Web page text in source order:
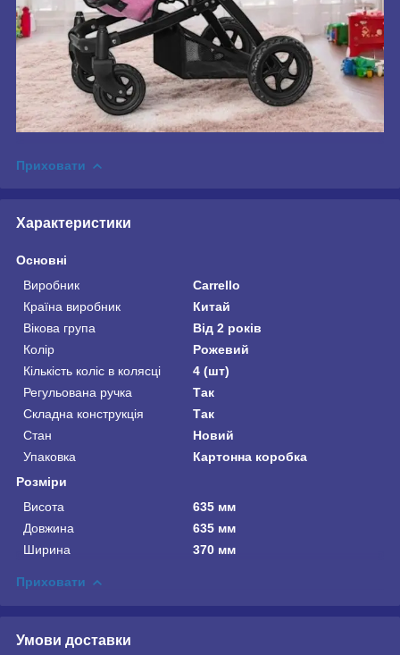
Приховати
Характеристики
Основні
Виробник
Carrello
Країна виробник
Китай
Вікова група
Від 2 років
Колір
Рожевий
Кількість коліс в колясці
4 (шт)
Регульована ручка
Так
Складна конструкція
Так
Стан
Новий
Упаковка
Картонна коробка
Розміри
Висота
635 мм
Довжина
635 мм
Ширина
370 мм
Приховати
Умови доставки